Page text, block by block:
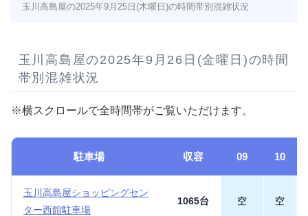
玉川高島屋の2025年9月25日(木曜日)の時間帯別混雑状況
玉川高島屋の2025年9月26日(金曜日)の時間
帯別混雑状況
※横スクロールで全時間帯がご覧いただけます。
駐車場 収容 09 10
玉川高島屋ショッピングセン
ター西館駐車場
1065台 空 空